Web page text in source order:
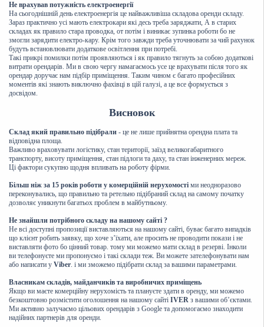
Не врахував потужність електроенергії
На сьогоднішній день електроенергія це найважливіша складова оренди складу.
Зараз практично усі мають електрокари які десь треба заряджати, А в старих
складах як правило стара проводка, от потім і виникає зупинка роботи бо не
змогли зарядити електро-кару. Крім того завжди треба уточнювати за чий рахунок
будуть встановлювати додаткове освітлення при потребі.
Такі прикрі помилки потім проявляються і як правило тягнуть за собою додаткові
витрати орендарів. Ми в свою чергу намагаємось усе це врахувати після того як
орендар доручає нам підбір приміщення. Таким чином є багато професійних
моментів які знають виключно фахівці в цій галузі, а це все формується з
досвідом.
Висновок
Склад який правильно підібрали - це не лише прийнятна орендна плата та
відповідна площа.
Важливо враховувати логістику, стан території, заїзд великогабаритного
транспорту, висоту приміщення, стан підлоги та даху, та стан інженерних мереж.
Ці фактори сукупно щодня впливать на роботу фірми.
Більш ніж за 15 років роботи у комерційній нерухомості ми неодноразово
переконувались, що правильно та ретельно підібраний склад на самому початку
дозволяє уникнути багатьох проблем в майбутньому.
Не знайшли потрібного складу на нашому сайті ?
Не всі доступні пропозиції виставляються на нашому сайті, буває багато випадків
що клієнт робить заявку, що хоче з’їхати, але просить не проводити покази і не
виставляти фото бо цінний товар. тому ми можемо мати склад в резерві. Інколи
ви телефонуєте ми пропонуємо і такі склади теж. Ви можете зателефонувати нам
або написати у Viber. і ми зможемо підібрати склад за вашими параметрами.
Власникам складів, майданчиків та виробничих приміщень
Якщо ви маєте комерційну нерухомість та плануєте здати в оренду, ми можемо
безкоштовно розмістити оголошення на нашому сайті IVER з вашими об’єктами.
Ми активно залучаємо цільових орендарів з Google та допомогаємо знаходити
надійних партнерів для оренди.